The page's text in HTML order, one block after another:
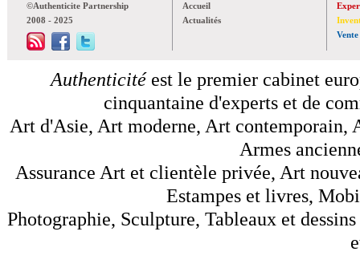
©Authenticite Partnership
2008 - 2025
Accueil
Actualités
Vente
Authenticitéest le premier cabinet
cinquantaine d'experts et de
Art d'Asie, Art moderne, Art contemporain,
Armes
Assurance Art et clientèle privée, Art
Estampes et livres,
Photographie, Sculpture, Tableaux et